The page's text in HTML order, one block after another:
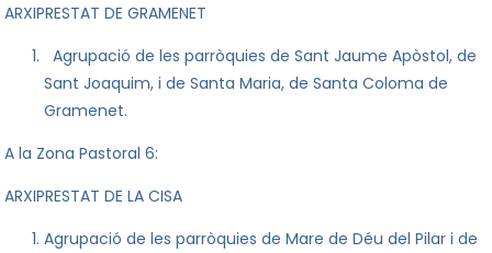
ARXIPRESTAT DE GRAMENET
Agrupació de les parròquies de Sant Jaume Apòstol, de
Sant Joaquim, i de Santa Maria, de Santa Coloma de
Gramenet.
A la Zona Pastoral 6:
ARXIPRESTAT DE LA CISA
Agrupació de les parròquies de Mare de Déu del Pilar i de